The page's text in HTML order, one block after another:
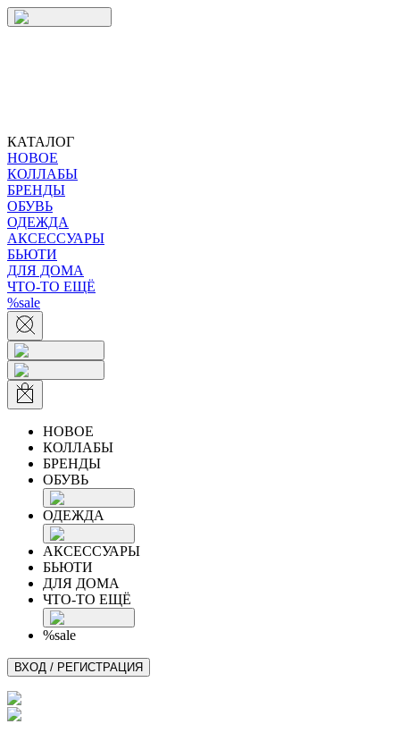
КАТАЛОГ
НОВОЕ
КОЛЛАБЫ
БРЕНДЫ
ОБУВЬ
ОДЕЖДА
АКСЕССУАРЫ
БЬЮТИ
ДЛЯ ДОМА
ЧТО-ТО ЕЩЁ
%sale
НОВОЕ
КОЛЛАБЫ
БРЕНДЫ
ОБУВЬ
ОДЕЖДА
АКСЕССУАРЫ
БЬЮТИ
ДЛЯ ДОМА
ЧТО-ТО ЕЩЁ
%sale
ВХОД / РЕГИСТРАЦИЯ